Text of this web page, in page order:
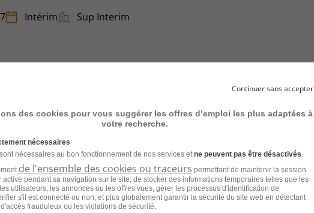
Intérim
Sup Interim
H/F
Intérim
Manpower
Continuer sans accepter
des cookies pour vous suggérer les offres d’emploi les plus adaptées à
votre recherche.
nécessaires
nécessaires au bon fonctionnement de nos services et ne peuvent pas être désactivés
de l'ensemble des cookies ou traceurs permettant de maintenir la session
active pendant sa navigation sur le site, de stocker des informations temporaires telles que les
utilisateurs, les annonces ou les offres vues, gérer les processus d'identification de
s'il est connecté ou non, et plus globalement garantir la sécurité du site web en détectant
frauduleux ou les violations de sécurité.